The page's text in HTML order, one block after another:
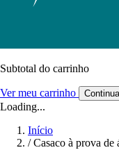
Subtotal do carrinho
Ver meu carrinho
Loading...
Início
/ Casaco à prova